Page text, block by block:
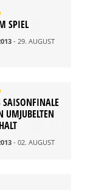
SPIEL
- 29. AUGUST
SAISONFINALE
UMJUBELTEN
- 02. AUGUST